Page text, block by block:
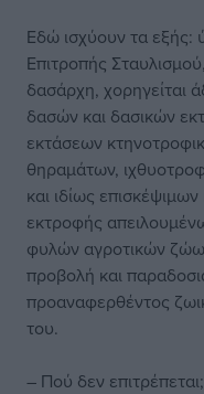
Εδώ ισχύουν τα εξής:
Επιτροπής
δασάρχη, χορηγείται
δασών και δασικών
εκτάσεων
θηραμάτων,
και ιδίως
εκτροφής
φυλών αγροτικών
προβολή και
προαναφερθέντος
του.
– Πού δεν επιτρέπεται;